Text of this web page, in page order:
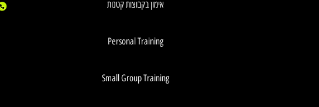
אימון בקבוצות קטנות
Personal Training
Small Group Training